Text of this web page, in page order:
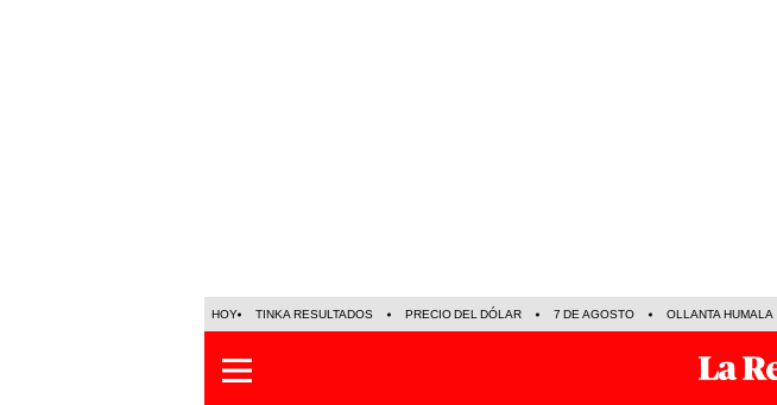
HOY TINKA RESULTADOS PRECIO DEL DÓLAR 7 DE AGOSTO OLLANTA HUMALA